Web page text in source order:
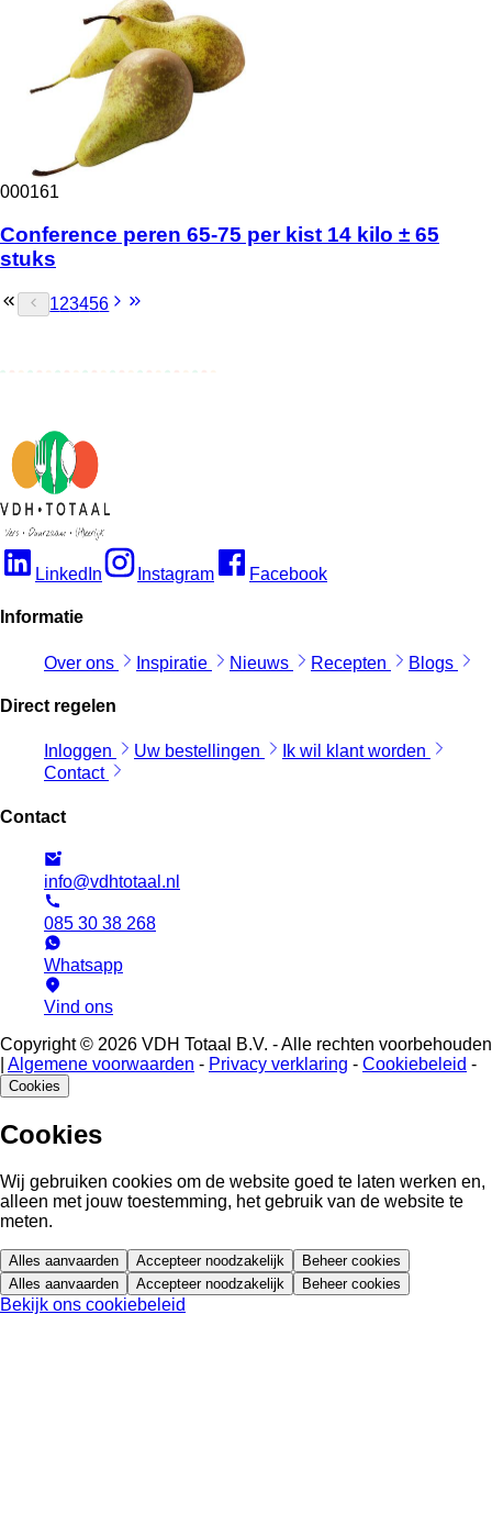
000161
Conference peren 65-75 per kist 14 kilo ± 65
stuks
123456
LinkedIn Instagram Facebook
Informatie
Over ons Inspiratie Nieuws Recepten Blogs
Direct regelen
Inloggen Uw bestellingen
Ik wil klant worden
Contact
Contact
info@vdhtotaal.nl
085 30 38 268
Whatsapp
Vind ons
Copyright © 2026 VDH Totaal B.V. - Alle rechten voorbehouden
Algemene voorwaarden - Privacy verklaring - Cookiebeleid -
Cookies
Cookies
Wij gebruiken cookies om de website goed te laten werken en,
alleen met jouw toestemming, het gebruik van de website te
meten.
Alles aanvaarden Accepteer noodzakelijk
Beheer cookies
Alles aanvaarden
Accepteer noodzakelijk Beheer cookies
Bekijk ons cookiebeleid